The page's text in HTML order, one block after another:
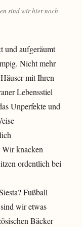
sind wir hier noch
und aufgeräumt
Nicht mehr
mit Ihren
Lebensstiel
Unperfekte und
Wir knacken
ordentlich bei
Fußball
wir etwas
Bäcker